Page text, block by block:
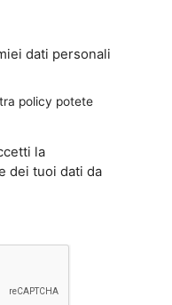
dati personali
policy potete
la
dei tuoi dati da